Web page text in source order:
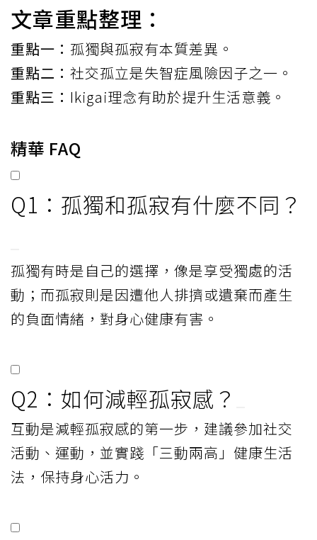
文章重點整理：
重點一： 孤獨與孤寂有本質差異。
重點二： 社交孤立是失智症風險因子之一。
重點三： Ikigai理念有助於提升生活意義。
精華 FAQ
Q1：孤獨和孤寂有什麼不同？
孤獨有時是自己的選擇，像是享受獨處的活
動；而孤寂則是因遭他人排擠或遺棄而產生
的負面情緒，對身心健康有害。
Q2：如何減輕孤寂感？
互動是減輕孤寂感的第一步，建議參加社交
活動、運動，並實踐「三動兩高」健康生活
法，保持身心活力。